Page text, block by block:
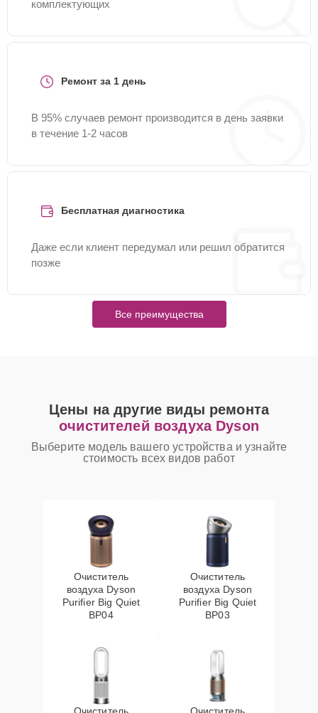
комплектующих
Ремонт за 1 день
В 95% случаев ремонт производится в день заявки
в течение 1-2 часов
Бесплатная диагностика
Даже если клиент передумал или решил обратится
позже
Все преимущества
Цены на другие виды ремонта
очистителей воздуха Dyson
Выберите модель вашего устройства и узнайте
стоимость всех видов работ
Очиститель
воздуха Dyson
Purifier Big Quiet
BP04
Очиститель
воздуха Dyson
Purifier Big Quiet
BP03